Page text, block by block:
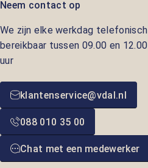
Neem contact op
We zijn elke werkdag telefonisch
bereikbaar tussen 09.00 en 12.00
uur
klantenservice@vdal.nl
088 010 35 00
Chat met een medewerker